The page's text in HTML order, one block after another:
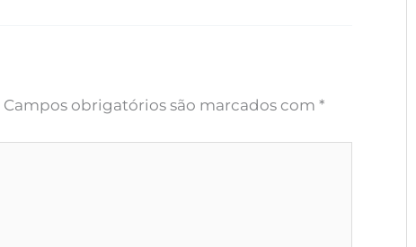
Campos obrigatórios são marcados com *